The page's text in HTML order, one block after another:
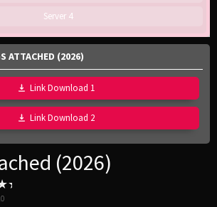
Server 4
ATTACHED (2026)
Link Download 1
Link Download 2
(2026)